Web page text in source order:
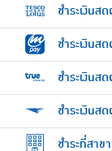
ชำระเงินส
ชำระเงินส
ชำระเงินส
ชำระเงินส
ชำระที่สา